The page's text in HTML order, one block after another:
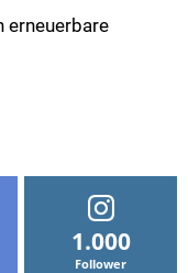
erneuerbare
1.000
Follower